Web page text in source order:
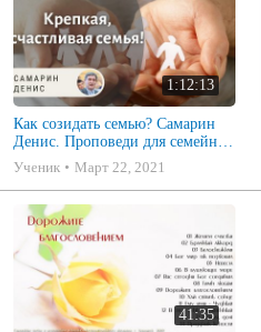
1:12:13
Как созидать семью? Самарин
Денис. Проповеди для семейных
МСЦ ЕХБ
Ученик Март 22, 2021
41:35